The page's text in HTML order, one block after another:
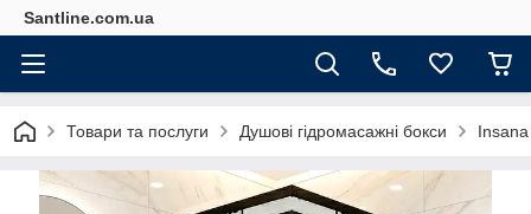
Santline.com.ua
Товари та послуги Душові гідромасажні бокси Insana